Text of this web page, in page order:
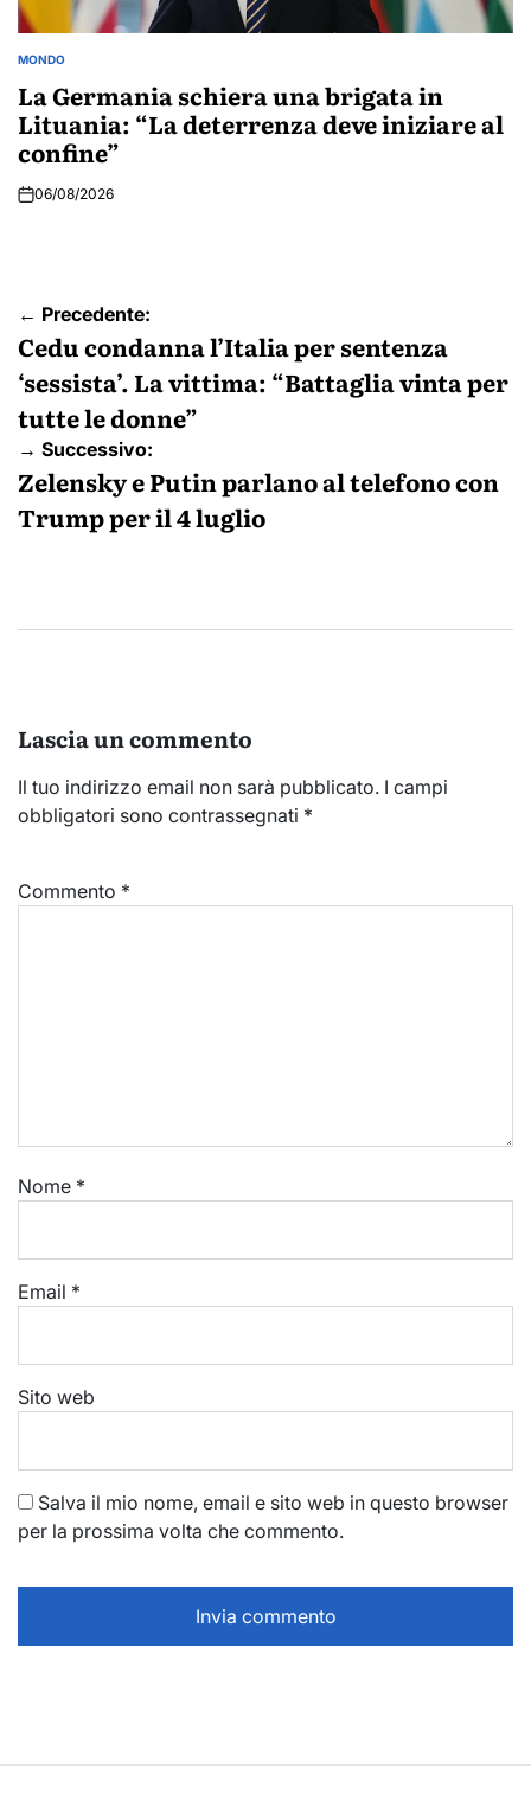
POSTED
MONDO
La Germania schiera una brigata in
Lituania: “La deterrenza deve iniziare al
confine”
06/08/2026
Navigazione
articoli
← Precedente:
Cedu condanna l’Italia per sentenza
‘sessista’. La vittima: “Battaglia vinta per
tutte le donne”
→ Successivo:
Zelensky e Putin parlano al telefono con
Trump per il 4 luglio
Lascia un commento
Il tuo indirizzo email non sarà pubblicato. I campi
obbligatori sono contrassegnati *
Commento *
Nome *
Email *
Sito web
Salva il mio nome, email e sito web in questo browser
per la prossima volta che commento.